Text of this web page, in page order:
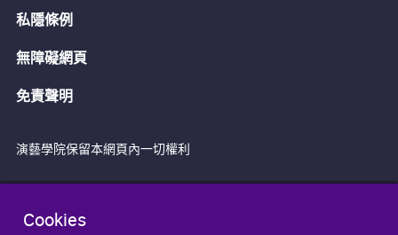
Cookies
私隱條例
無障礙網頁
免責聲明
演藝學院保留本網頁內一切權利